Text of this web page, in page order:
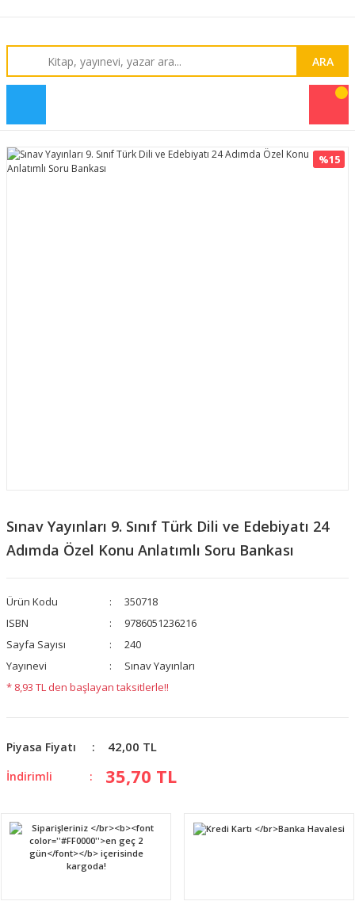
ARA
%15
Sınav Yayınları 9. Sınıf Türk Dili ve Edebiyatı 24
Adımda Özel Konu Anlatımlı Soru Bankası
Ürün Kodu
350718
ISBN
9786051236216
Sayfa Sayısı
240
Yayınevi
Sınav Yayınları
* 8,93 TL den başlayan taksitlerle!!
Piyasa Fiyatı 42,00 TL
İndirimli 35,70 TL